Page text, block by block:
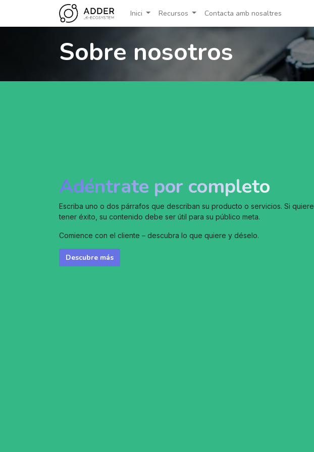
Inici Recursos Contacta amb nosaltres
Sobre nosotros
Adéntrate por completo
Escriba uno o dos párrafos que describan su producto o servicios. Si quiere
tener éxito, su contenido debe ser útil para su público meta.
Comience con el cliente – descubra lo que quiere y déselo.
Descubre más